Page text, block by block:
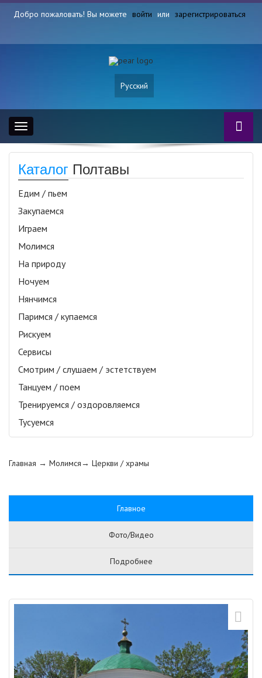
Добро пожаловать! Вы можете войти или зарегистрироваться
Русский
Toggle
navigation
Каталог Полтавы
Едим / пьем
Закупаемся
Играем
Молимся
На природу
Ночуем
Нянчимся
Паримся / купаемся
Рискуем
Сервисы
Смотрим / слушаем / эстетствуем
Танцуем / поем
Тренируемся / оздоровляемся
Тусуемся
Главная → Молимся→ Церкви / храмы
Главное
Фото/Видео
Подробнее